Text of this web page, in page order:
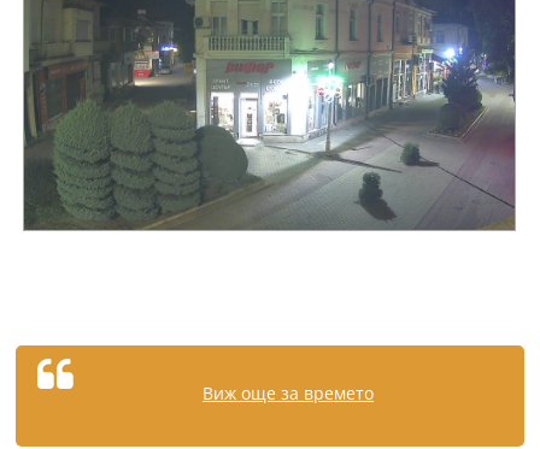
Виж още за времето